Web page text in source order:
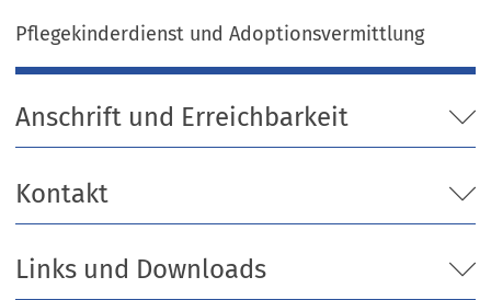
Pflegekinderdienst und Adoptionsvermittlung
Anschrift und Erreichbarkeit
Kontakt
Links und Downloads